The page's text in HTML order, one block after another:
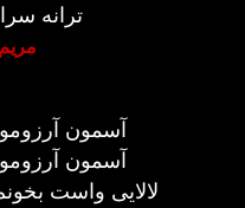
ترانه
آسمون
آسمون
لالایی واست